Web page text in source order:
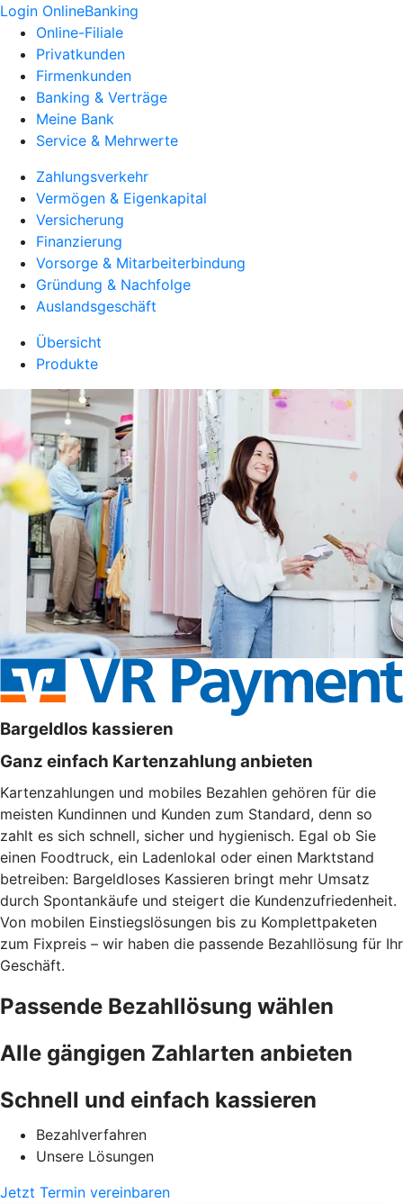
Login OnlineBanking
Online-Filiale
Privatkunden
Firmenkunden
Banking & Verträge
Meine Bank
Service & Mehrwerte
Zahlungsverkehr
Vermögen & Eigenkapital
Versicherung
Finanzierung
Vorsorge & Mitarbeiterbindung
Gründung & Nachfolge
Auslandsgeschäft
Übersicht
Produkte
Bargeldlos kassieren
Ganz einfach Kartenzahlung anbieten
Kartenzahlungen und mobiles Bezahlen gehören für die
meisten Kundinnen und Kunden zum Standard, denn so
zahlt es sich schnell, sicher und hygienisch. Egal ob Sie
einen Foodtruck, ein Ladenlokal oder einen Marktstand
betreiben: Bargeldloses Kassieren bringt mehr Umsatz
durch Spontankäufe und steigert die Kundenzufriedenheit.
Von mobilen Einstiegslösungen bis zu Komplettpaketen
zum Fixpreis – wir haben die passende Bezahllösung für Ihr
Geschäft.
Passende Bezahllösung wählen
Alle gängigen Zahlarten anbieten
Schnell und einfach kassieren
Bezahlverfahren
Unsere Lösungen
Jetzt Termin vereinbaren